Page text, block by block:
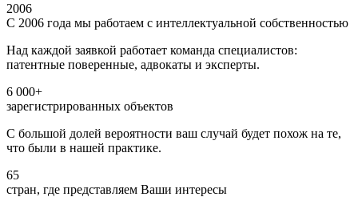
2006
С 2006 года мы работаем с интеллектуальной собственностью
Над каждой заявкой работает команда специалистов:
патентные поверенные, адвокаты и эксперты.
6 000+
зарегистрированных объектов
С большой долей вероятности ваш случай будет похож на те,
что были в нашей практике.
65
стран, где представляем Ваши интересы